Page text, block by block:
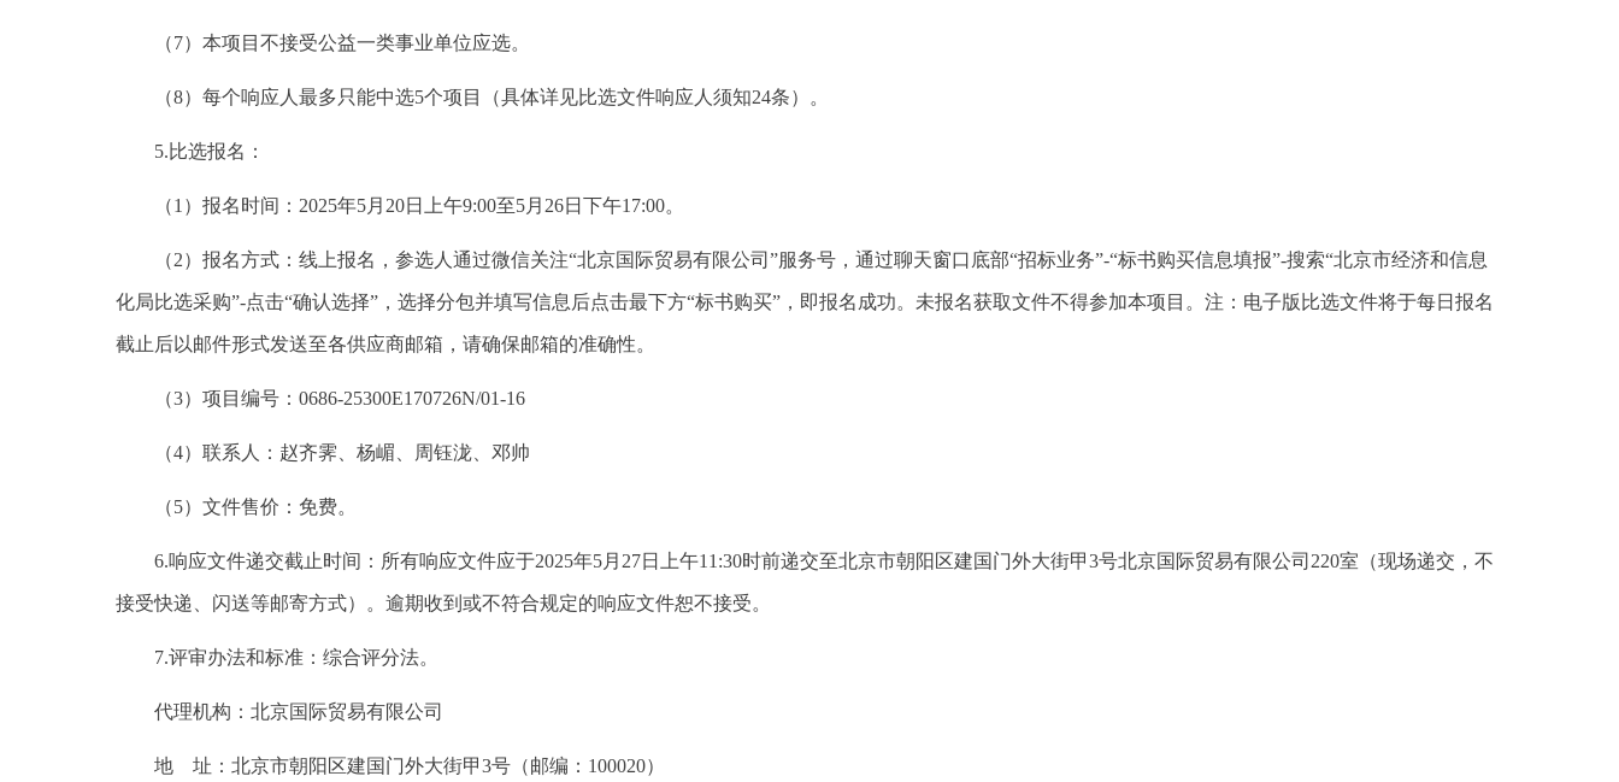
（7）本项目不接受公益一类事业单位应选。
（8）每个响应人最多只能中选5个项目（具体详见比选文件响应人须知24条）。
5.比选报名：
（1）报名时间：2025年5月20日上午9:00至5月26日下午17:00。
（2）报名方式：线上报名，参选人通过微信关注“北京国际贸易有限公司”服务号，通过聊天窗口底部“招标业务”-“标书购买信息填报”-搜索“北京市经济和信息
化局比选采购”-点击“确认选择”，选择分包并填写信息后点击最下方“标书购买”，即报名成功。未报名获取文件不得参加本项目。注：电子版比选文件将于每日报名
截止后以邮件形式发送至各供应商邮箱，请确保邮箱的准确性。
（3）项目编号：0686-25300E170726N/01-16
（4）联系人：赵齐霁、杨嵋、周钰泷、邓帅
（5）文件售价：免费。
6.响应文件递交截止时间：所有响应文件应于2025年5月27日上午11:30时前递交至北京市朝阳区建国门外大街甲3号北京国际贸易有限公司220室（现场递交，不
接受快递、闪送等邮寄方式）。逾期收到或不符合规定的响应文件恕不接受。
7.评审办法和标准：综合评分法。
代理机构：北京国际贸易有限公司
地 址：北京市朝阳区建国门外大街甲3号（邮编：100020）